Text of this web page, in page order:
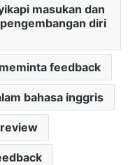
masukan dan
diri
feedback
bahasa inggris